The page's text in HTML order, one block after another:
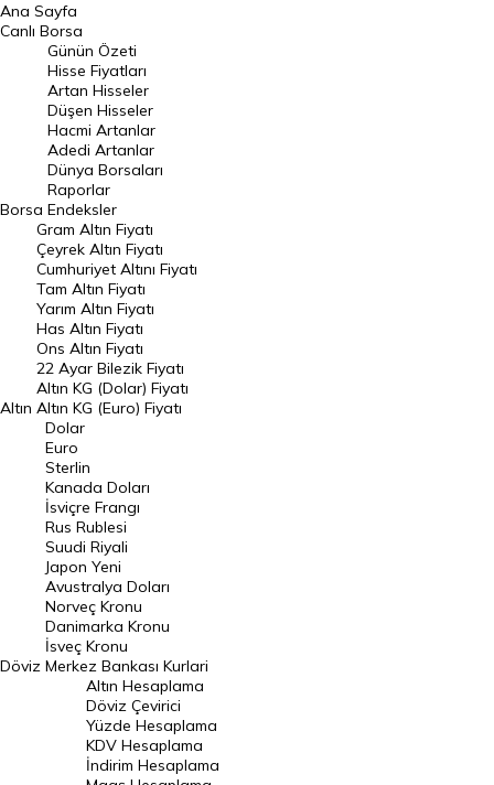
BIST 100 Hisseleri
En Çok Artan Hisseler
En Çok Düşen Hisseler
Hacmi Artanlar
Geçmiş Kapanışlar
Dünya Borsaları
Raporlar
Endeksler
DÖVİZ
Döviz Kuru
Dolar Kuru
Euro Kuru
Pound Kuru
Frank Kuru
Riyal Kuru
Avustralya Doları
Danimarka Kronu Kuru
Kanada Doları Kuru
Norveç Kronu Kuru
İsveç Kronu Kuru
Japon Yeni Kuru
Serbest Piyasa Döviz Kurları
Ana Sayfa
Canlı Borsa
Borsa
Günün Özeti
Hisse Fiyatları
Artan Hisseler
Düşen Hisseler
Hacmi Artanlar
Adedi Artanlar
Dünya Borsaları
Raporlar
Endeksler
Altın
Gram Altın Fiyatı
Çeyrek Altın Fiyatı
Cumhuriyet Altını Fiyatı
Tam Altın Fiyatı
Yarım Altın Fiyatı
Has Altın Fiyatı
Ons Altın Fiyatı
22 Ayar Bilezik Fiyatı
Altın KG (Dolar) Fiyatı
Altın KG (Euro) Fiyatı
Döviz
Dolar
Euro
Sterlin
Kanada Doları
İsviçre Frangı
Rus Rublesi
Suudi Riyali
Japon Yeni
Avustralya Doları
Norveç Kronu
Danimarka Kronu
İsveç Kronu
Merkez Bankası Kurlari
Altın Hesaplama
Döviz Çevirici
Yüzde Hesaplama
KDV Hesaplama
İndirim Hesaplama